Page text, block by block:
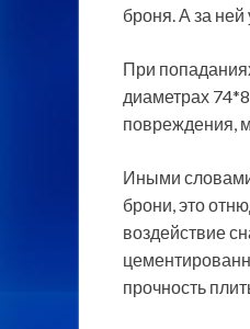
броня. А за
При
диаметрах
повреждения,
Иными
брони, это
воздействие
прочность